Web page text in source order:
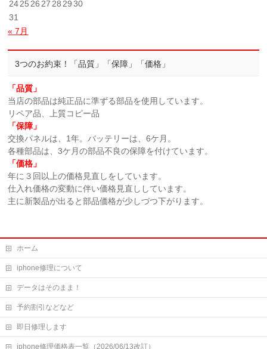
2425 26 27 28 29 30
31
« 7月
3つのお約束！「品質」「保障」「価格」
「品質」
当店の部品は純正品に準ずる部品を使用しています。
リペア品、上質コピー品
「保障」
交換パネルは、1年。バッテリーは、6ケ月。
各種部品は、3ケ月の部品不良の保障を付けています。
「価格」
年に３回以上の価格見直しをしています。
仕入れ価格の変動に伴い価格見直ししています。
主に新製品が出ると部品価格が少しづつ下がります。
ホーム
iphone修理について
データはそのまま！
予約割引などなど
即日修理します
iphone修理価格表一覧（2026/06/13改訂）